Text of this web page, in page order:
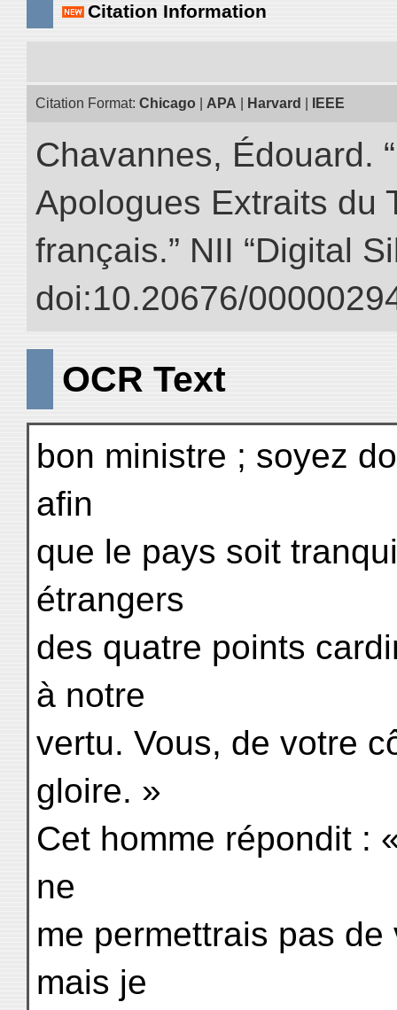
Citation Information
Citation Format: Chicago APA Harvard IEEE
Chavannes, Édouard.
Apologues Extraits du
français.” NII “Digital
doi:10.20676/
OCR Text
bon ministre ; soyez
afin
que le pays soit
étrangers
des quatre points
à notre
vertu. Vous, de votre
gloire. »
Cet homme répondit :
ne
me permettrais pas
mais je